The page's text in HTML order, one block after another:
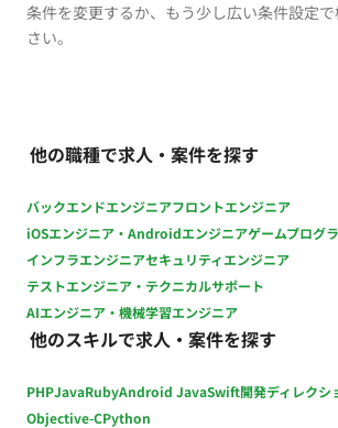
条件を変更するか、もう少し広い条件設定
さい。
他の職種で求人・案件を探す
バックエンドエンジニアフロントエンジニア
iOSエンジニア・Androidエンジニアゲームプログ
インフラエンジニアセキュリティエンジニア
テストエンジニア・テクニカルサポート
AIエンジニア・機械学習エンジニア
他のスキルで求人・案件を探す
PHPJavaRubyAndroid JavaSwift開発ディレクシ
Objective-CPython